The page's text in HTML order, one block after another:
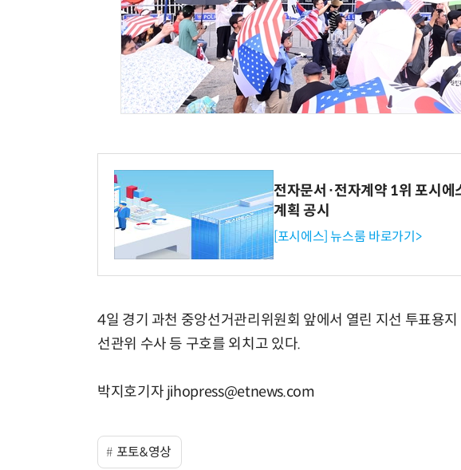
전자문서·전자계약 1위 포시에
계획 공시
[포시에스] 뉴스룸 바로가기>
4일 경기 과천 중앙선거관리위원회 앞에서 열린 지선 투표용
선관위 수사 등 구호를 외치고 있다.
박지호기자 jihopress@etnews.com
포토&영상
양자컴퓨팅 비즈니스·기술 입문 1-Day 워크샵 - 큐비트·양자 알고리듬·Qiskit 실습으로 이해하는 차세대